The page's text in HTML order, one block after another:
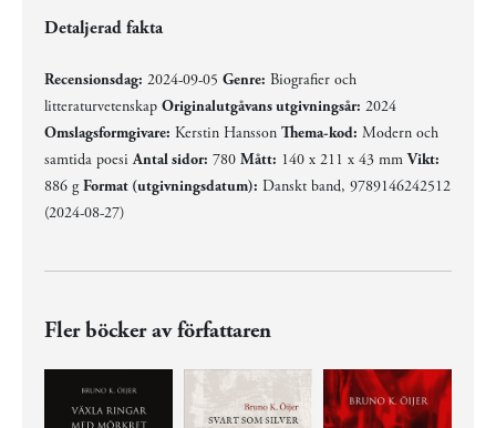
Detaljerad fakta
Recensionsdag: 2024-09-05 Genre: Biografier och
litteraturvetenskap Originalutgåvans utgivningsår: 2024
Omslagsformgivare: Kerstin Hansson Thema-kod: Modern och
samtida poesiAntal sidor: 780 Mått: 140 x 211 x 43 mmVikt:
886 gFormat (utgivningsdatum): Danskt band, 9789146242512
(2024-08-27)
Fler böcker av författaren